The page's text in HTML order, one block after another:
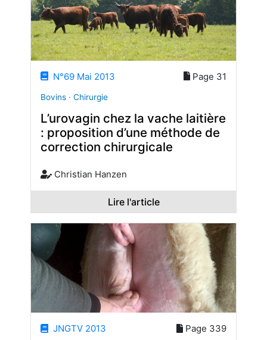
N°69 Mai 2013 Page 31
Bovins · Chirurgie
L’urovagin chez la vache laitière
: proposition d’une méthode de
correction chirurgicale
Christian Hanzen
Lire l'article
JNGTV 2013 Page 339